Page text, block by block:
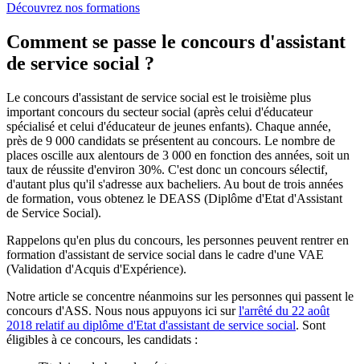
Découvrez nos formations
Comment se passe le concours d'assistant
de service social ?
Le concours d'assistant de service social est le troisième plus
important concours du secteur social (après celui d'éducateur
spécialisé et celui d'éducateur de jeunes enfants). Chaque année,
près de 9 000 candidats se présentent au concours. Le nombre de
places oscille aux alentours de 3 000 en fonction des années, soit un
taux de réussite d'environ 30%. C'est donc un concours sélectif,
d'autant plus qu'il s'adresse aux bacheliers. Au bout de trois années
de formation, vous obtenez le DEASS (Diplôme d'Etat d'Assistant
de Service Social).
Rappelons qu'en plus du concours, les personnes peuvent rentrer en
formation d'assistant de service social dans le cadre d'une VAE
(Validation d'Acquis d'Expérience).
Notre article se concentre néanmoins sur les personnes qui passent le
concours d'ASS. Nous nous appuyons ici surl'arrêté du 22 août
2018 relatif au diplôme d'Etat d'assistant de service social. Sont
éligibles à ce concours, les candidats :